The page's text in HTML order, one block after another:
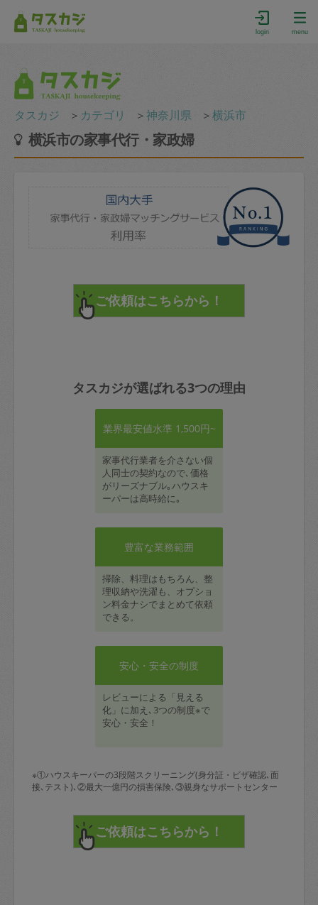
login menu
タスカジ ＞ カテゴリ ＞神奈川県 ＞横浜市
横浜市の家事代行・家政婦
タスカジが選ばれる3つの理由
業界最安値水準 1,500円~
家事代行業者を介さない個
人同士の契約なので､価格
がリーズナブル｡ハウスキ
ーパーは高時給に｡
豊富な業務範囲
掃除、料理はもちろん、整
理収納や洗濯も、オプショ
ン料金ナシでまとめて依頼
できる。
安心・安全の制度
レビューによる「見える
化」に加え､3つの制度※で
安心・安全！
※①ハウスキーパーの3段階スクリーニング(身分証・ビザ確認､面
接､テスト)､②最大一億円の損害保険､③親身なサポートセンター